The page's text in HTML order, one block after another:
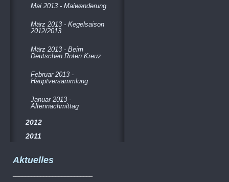
Mai 2013 - Maiwanderung
März 2013 - Kegelsaison
2012/2013
März 2013 - Beim
Deutschen Roten Kreuz
Februar 2013 -
Hauptversammlung
Januar 2013 -
Altennachmittag
2012
2011
Aktuelles